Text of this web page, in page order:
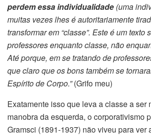
perdem essa individualidade (uma
muitas vezes lhes é autoritariamente
transformar em “classe”. Este é um texto
professores enquanto classe, não
Até porque, em se tratando de
que claro que os bons também se
Espírito de Corpo.”(Grifo meu)
Exatamente isso que leva a classe a ser
manobra da esquerda, o corporativismo
Gramsci (1891-1937) não viveu para ver